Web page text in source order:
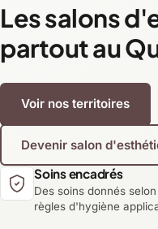
Les salons
partout au
Voir nos territoires
Devenir salon
Soins encadrés
Des soins donnés
règles d'hygiène